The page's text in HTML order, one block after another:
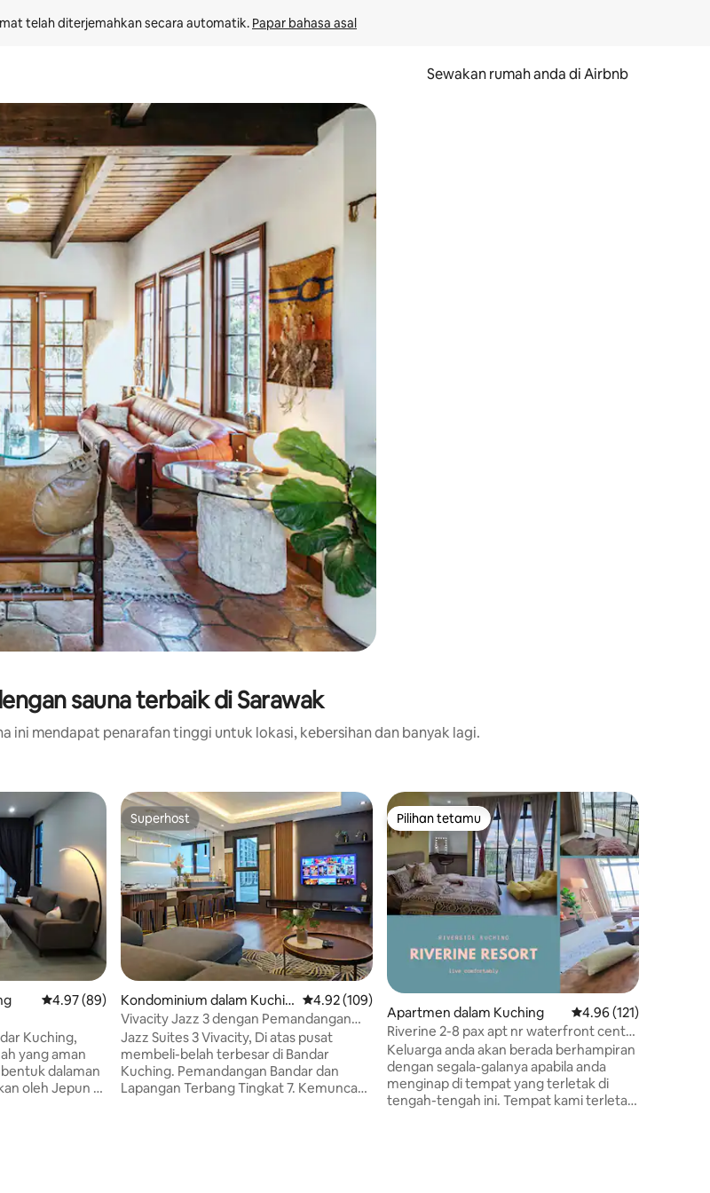
telah diterjemahkan secara automatik. Papar bahasa asal
Sewakan rumah anda di Airbnb
bawah atau teroka dengan sentuhan atau gerak leret.
sauna terbaik di Sarawak
ini mendapat penarafan tinggi untuk lokasi, kebersihan dan banyak lagi.
Penarafan purata 4.97 daripada 5, 89 ulasan
4.97 (89)
Kuching,
yang aman
dalaman
oleh Jepun di
Superhost
Superhost
Kondominium dalam Kuchin
g
Penarafan purata 4.92 daripada 5, 109 ulasan
4.92 (109)
Vivacity Jazz 3 dengan Pemandangan
Bandar
Jazz Suites 3 Vivacity, Di atas pusat
membeli-belah terbesar di Bandar
Kuching. Pemandangan Bandar dan
Lapangan Terbang Tingkat 7. Kemuncak
Pilihan tetamu
Pilihan tetamu
Apartmen dalam Kuching Penarafan purata 4.96
4.96 (121)
Riverine 2-8 pax apt nr waterfront center
kch
Keluarga anda akan berada berhampiran
dengan segala-galanya apabila anda
menginap di tempat yang terletak di
tengah-tengah ini. Tempat kami terletak